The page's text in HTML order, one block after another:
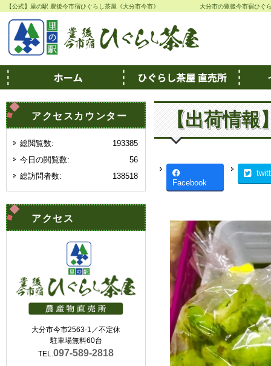
【公式】里の駅 豊後今市宿ひぐらし茶屋《大分市今市》 大分市の豊後今市宿ひぐ
【出荷情報
Facebook
アクセスカウンター
193385
総閲覧数:
56
今日の閲覧数:
138518
総訪問者数:
アクセス
大分市今市2563-1／不定休
駐車場無料60台
TEL.097-589-2818